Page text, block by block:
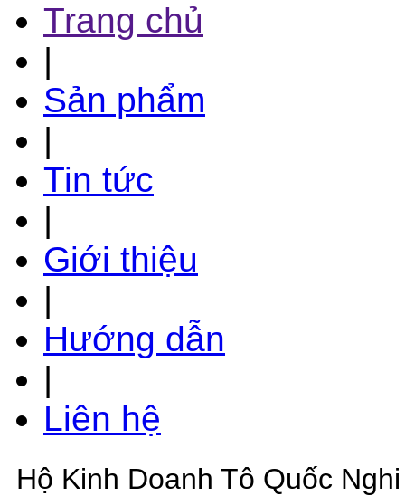
Trang chủ
|
Sản phẩm
|
Tin tức
|
Giới thiệu
|
Hướng dẫn
|
Liên hệ
Hộ Kinh Doanh Tô Quốc Nghi